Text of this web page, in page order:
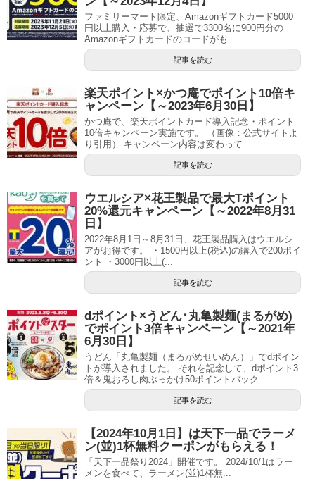
ファミリーマート限定、Amazonギフトカード5000
円以上購入・応募で、抽選で3300名に900円分の
Amazonギフトカードのコードがも...
記事を読む
楽天ポイント×かつ庵でポイント10倍キ
ャンペーン【～2023年6月30日】
かつ庵で、楽天ポイントカード導入記念・ポイント
10倍キャンペーン実施です。 （画像：公式サイトよ
り引用） キャンペーン内容は変わって...
記事を読む
ウエルシア×花王製品で最大Tポイント
20%還元キャンペーン【～2022年8月31
日】
2022年8月1日～8月31日、花王製品購入はウエルシ
アがお得です。 ・1500円以上(税込)の購入で200ポイ
ント ・3000円以上(...
記事を読む
dポイント×うどん･丸亀製麺(まるがめ)
でポイント3倍キャンペーン【～2021年
6月30日】
うどん「丸亀製麺（まるがめせいめん）」でdポイン
トが導入されました。 それを記念して、dポイント3
倍＆鬼おろし肉ぶっかけ50ポイントバック...
記事を読む
【2024年10月1日】は天下一品でラーメ
ン(並)1杯無料クーポンがもらえる！
「天下一品祭り2024」開催です。 2024/10/1はラー
メンを食べて、ラーメン(並)1杯無...